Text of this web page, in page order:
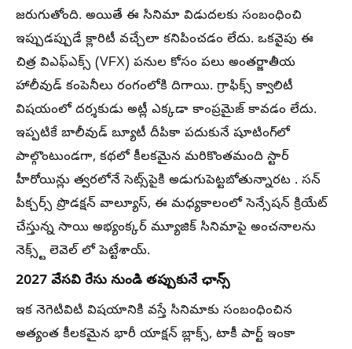
జరుగుతోంది. అయితే ఈ సినిమా విడుదలకు సంబంధించి
ఇప్పుడప్పుడే క్లారిటీ వచ్చేలా కనిపించడం లేదు. ఒకవైపు ఈ
చిత్ర విఎఫ్ఎక్స్ (VFX) పనుల కోసం పలు అంతర్జాతీయ
హాలీవుడ్ కంపెనీలు రంగంలోకి దిగాయి. గ్రాఫిక్స్ క్వాలిటీ
విషయంలో దర్శకుడు అట్లీ ఎక్కడా కాంప్రమైజ్ కావడం లేదు.
ఇప్పటికే బాలీవుడ్ బ్యూటీ దీపికా పదుకునే షూటింగ్‌లో
పాల్గొంటుండగా, కథలో కీలకమైన మరికొంతమంది స్టార్
హీరోయిన్లు త్వరలోనే సెట్స్‌పైకి అడుగుపెట్టబోతున్నారట . సన్
పిక్చర్స్ ప్రొడక్షన్ వాల్యూస్, ఈ మధ్యకాలంలో సెన్సేషన్ క్రియేట్
చేస్తున్న సాయి అభ్యంక్కర్ మ్యూజిక్ సినిమాపై అంచనాలను
నెక్స్ట్ లెవెల్ లో పెట్టేశాయ్.
2027 వేసవి రేసు నుండి తప్పుకునే ఛాన్స్
ఇక నెగెటివిటి విషయానికి వస్తే సినిమాకు సంబంధించిన
అత్యంత కీలకమైన భారీ యాక్షన్ బ్లాక్స్, టాకీ పార్ట్ ఇంకా